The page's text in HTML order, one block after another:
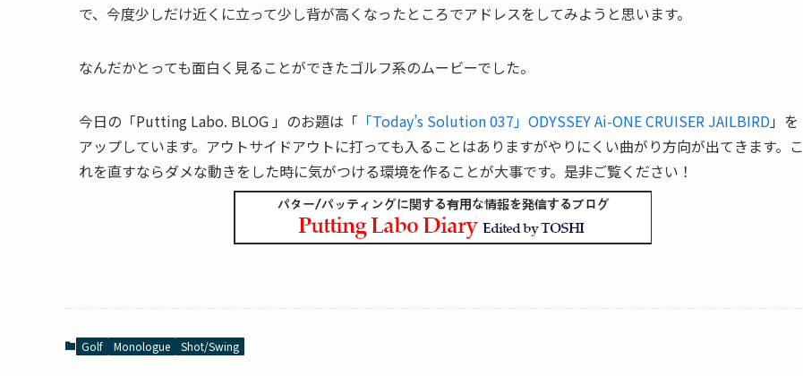
で、今度少しだけ近くに立って少し背が高くなったところでアドレスをしてみようと思います。
なんだかとっても面白く見ることができたゴルフ系のムービーでした。
今日の「Putting Labo. BLOG 」のお題は「 「Today’s Solution 037」ODYSSEY Ai-ONE CRUISER JAILBIRD」を
アップしています。アウトサイドアウトに打っても入ることはありますがやりにくい曲がり方向が出てきます。こ
れを直すならダメな動きをした時に気がつける環境を作ることが大事です。是非ご覧ください！
Golf Monologue Shot/Swing